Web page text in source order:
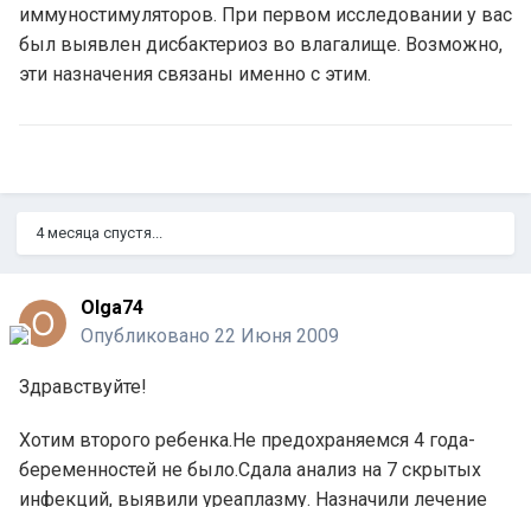
иммуностимуляторов. При первом исследовании у вас
был выявлен дисбактериоз во влагалище. Возможно,
эти назначения связаны именно с этим.
4 месяца спустя...
Olga74
Опубликовано 22 Июня 2009
Здравствуйте!
Хотим второго ребенка.Не предохраняемся 4 года-
беременностей не было.Сдала анализ на 7 скрытых
инфекций, выявили уреаплазму. Назначили лечение